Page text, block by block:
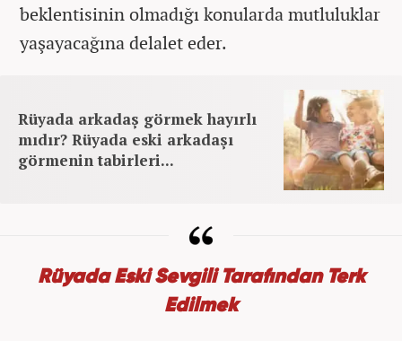
beklentisinin olmadığı konularda mutluluklar
yaşayacağına delalet eder.
Rüyada arkadaş görmek hayırlı
mıdır? Rüyada eski arkadaşı
görmenin tabirleri...
Rüyada Eski Sevgili Tarafından Terk
Edilmek